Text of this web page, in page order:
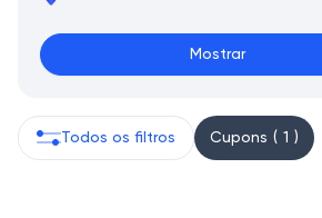
Mostrar
Todos os filtros Cupons ( 1 )